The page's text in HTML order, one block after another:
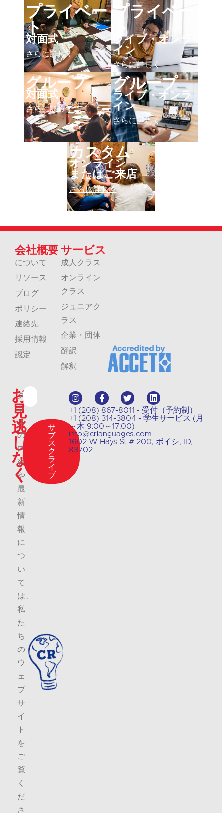
プライベー
ト
対面式
さらに詳しく
プライベー
ト
ライブ・オンラ
イン
さらに詳しく
グループ
対面式
さらに詳しく
グループ
ライブ・オンラ
イン
さらに詳しく
カスタム
オンライン
またはご来店
さらに詳しく
お
見
逃
し
な
く
ク
ラ
ス
の
内
容
や
最
新
情
報
に
つ
い
て
は、
私
た
ち
の
ウ
ェ
ブ
サ
イ
ト
を
ご
覧
く
だ
さ
サ
ブ
ス
ク
ラ
イ
ブ
+1 (208) 867-8011 - 受付（予約制）
+1 (208) 314-3804 - 学生サービス (月
～木 9:00～17:00)
info@crlanguages.com
1602 W Hays St # 200, ボイシ, ID,
83702
会社概要
について
リソース
ブログ
ポリシー
連絡先
採用情報
認定
サービス
成人クラス
オンライン
クラス
ジュニアク
ラス
企業・団体
翻訳
解釈